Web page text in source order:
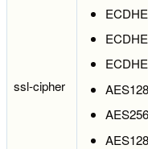
ssl-cipher